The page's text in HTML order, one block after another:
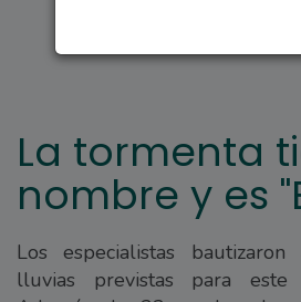
La tormenta
nombre y es
Los especialistas
lluvias previstas para